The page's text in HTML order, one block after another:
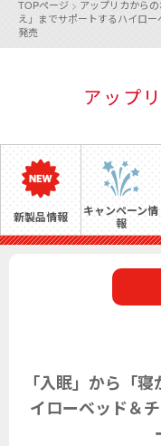
TOPページ > アップリカから
え」までサポートするハイロ
発売
アップ
新製品情報 キャンペーン情
報
「入眠」から「
イローベッド＆